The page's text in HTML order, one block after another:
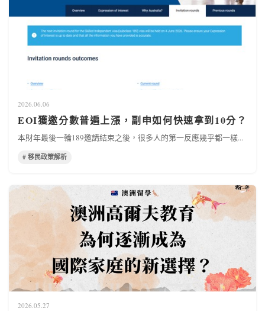
2026.06.06
EOI獲邀分數普遍上漲，副申如何快速拿到10分？
本財年最後一輪189邀請結束之後，很多人的第一反應幾乎都一樣...
# 移民政策解析
2026.05.27